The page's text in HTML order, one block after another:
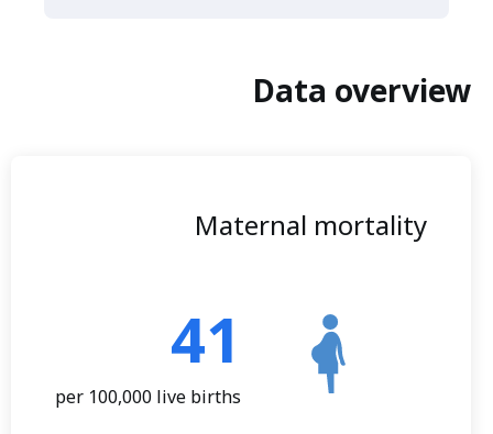
Data overview
Maternal mortality
41
per 100,000 live births